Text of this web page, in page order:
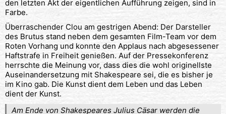
den letzten Akt der eigentlichen Aufführung zeigen, sind in
Farbe.
Überraschender Clou am gestrigen Abend: Der Darsteller
des Brutus stand neben dem gesamten Film-Team vor dem
Roten Vorhang und konnte den Applaus nach abgesessener
Haftstrafe in Freiheit genießen. Auf der Pressekonferenz
herrschte die Meinung vor, dass dies die wohl originellste
Auseinandersetzung mit Shakespeare sei, die es bisher je
im Kino gab. Die Kunst dient dem Leben und das Leben
dient der Kunst.
Am Ende von Shakespeares Julius Cäsar werden die